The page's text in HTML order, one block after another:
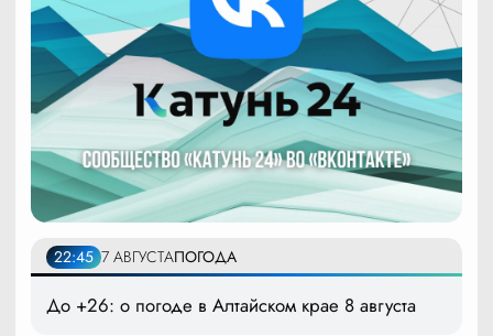
22:45 7 АВГУСТАПОГОДА
До +26: о погоде в Алтайском крае 8 августа